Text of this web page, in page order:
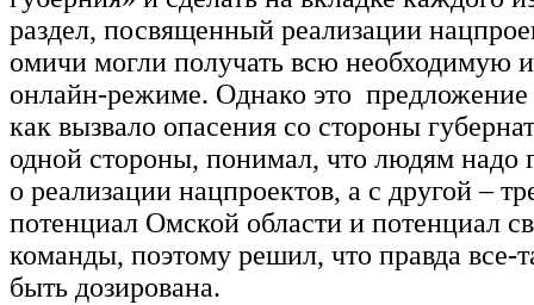
раздел, посвященный реализации
омичи могли получать всю необходимую
онлайн-режиме. Однако это
как вызвало опасения со стороны
одной стороны, понимал, что людям надо
о реализации нацпроектов, а с другой –
потенциал Омской области и потенциал
команды, поэтому решил, что правда все-
быть дозирована.